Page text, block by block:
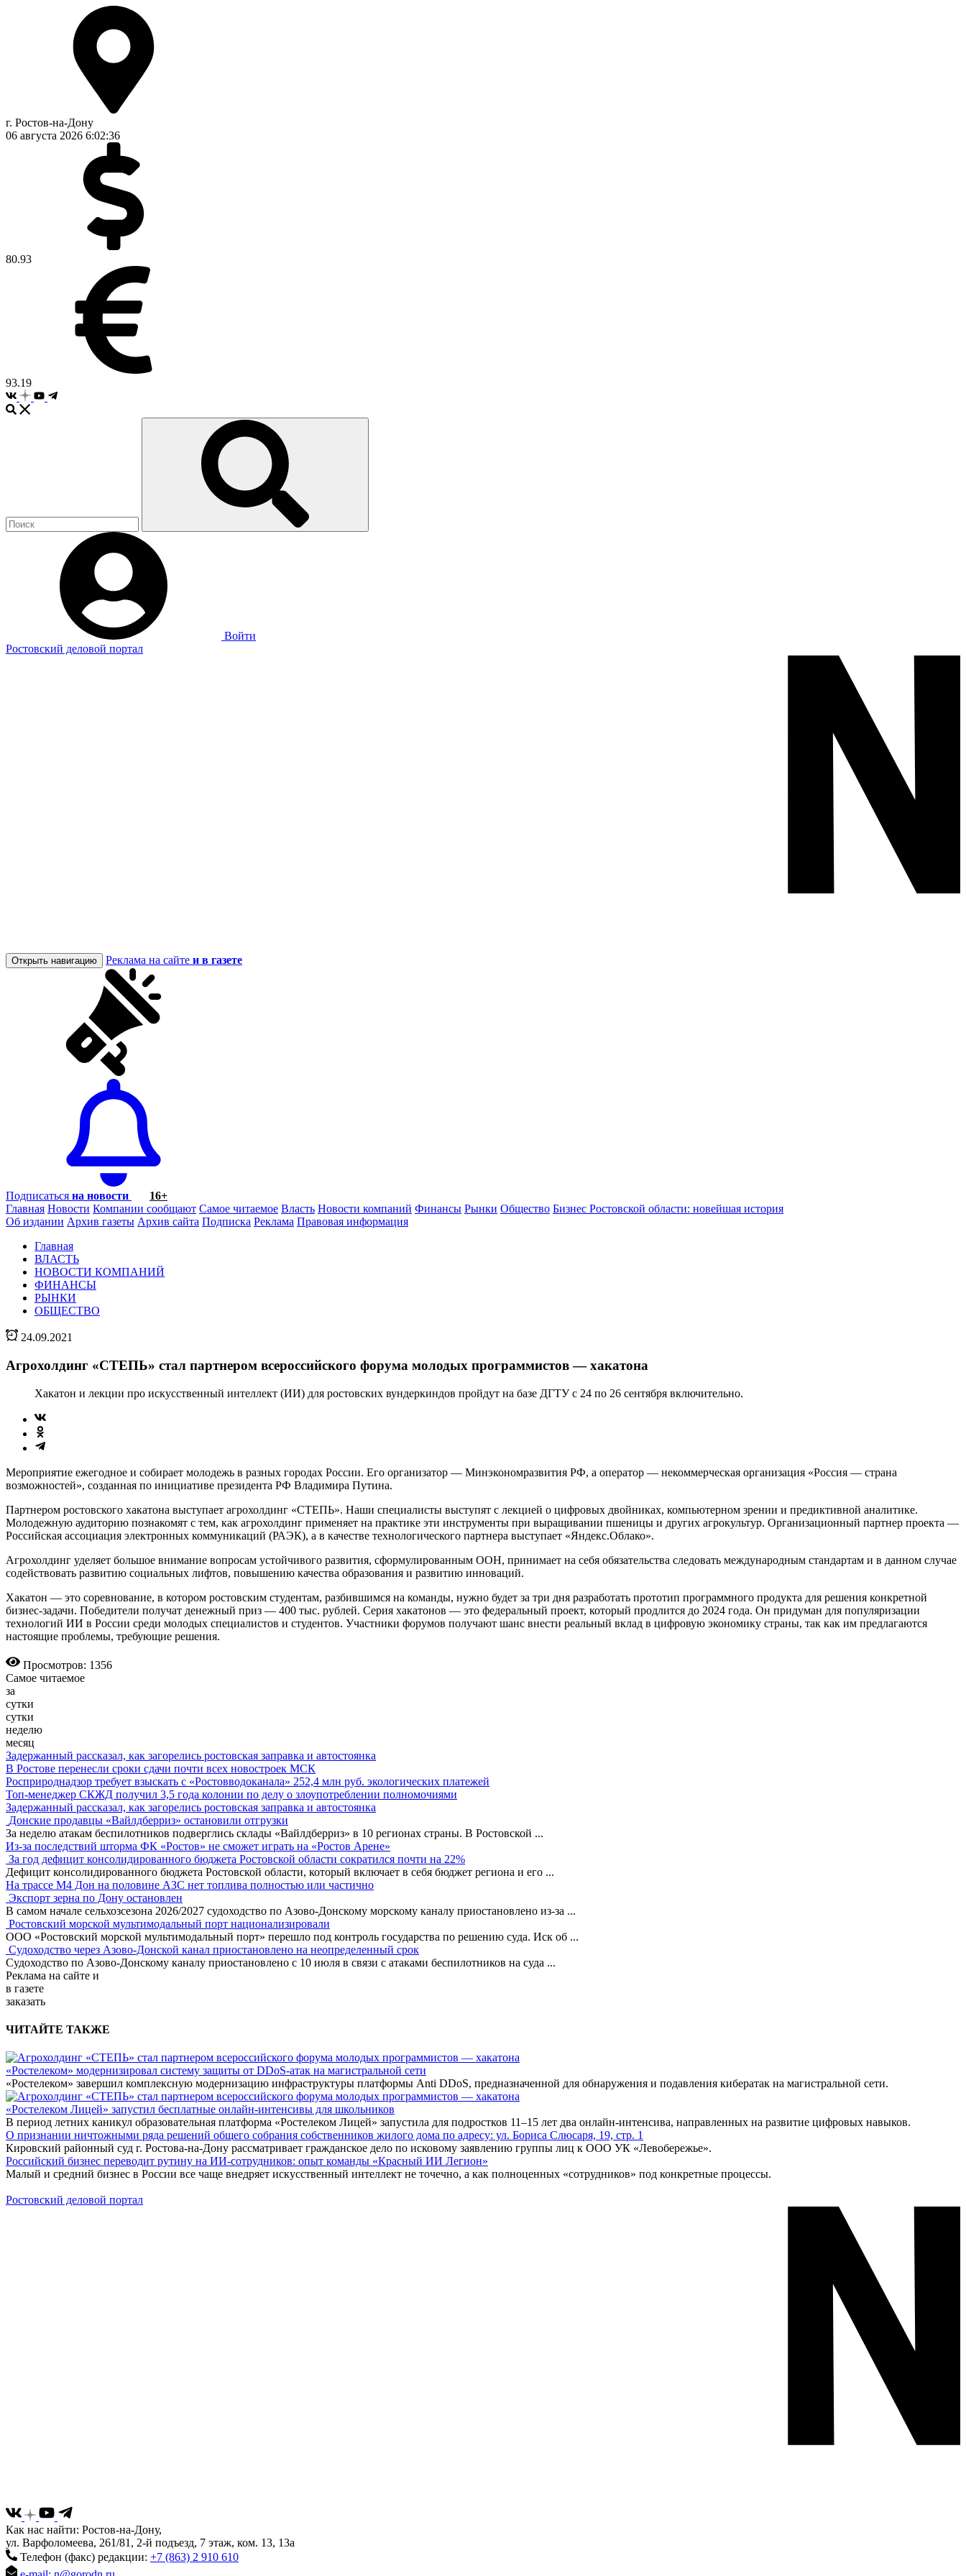
г. Ростов-на-Дону
06 августа 2026 6:02:36
80.93
93.19
Войти
Ростовский деловой портал
Открыть навигацию Реклама на сайте и в газете
Подписаться на новости
16+
Главная Новости Компании сообщают Самое читаемое Власть Новости компаний Финансы Рынки Общество Бизнес Ростовской области: новейшая история
Об издании Архив газеты Архив сайта Подписка Реклама Правовая информация
Главная
ВЛАСТЬ
НОВОСТИ КОМПАНИЙ
ФИНАНСЫ
РЫНКИ
ОБЩЕСТВО
24.09.2021
Агрохолдинг «СТЕПЬ» стал партнером всероссийского форума молодых программистов — хакатона
Хакатон и лекции про искусственный интеллект (ИИ) для ростовских вундеркиндов пройдут на базе ДГТУ с 24 по 26 сентября включительно.
Мероприятие ежегодное и собирает молодежь в разных городах России. Его организатор — Минэкономразвития РФ, а оператор — некоммерческая организация «Россия — страна
возможностей», созданная по инициативе президента РФ Владимира Путина.
Партнером ростовского хакатона выступает агрохолдинг «СТЕПЬ». Наши специалисты выступят с лекцией о цифровых двойниках, компьютерном зрении и предиктивной аналитике.
Молодежную аудиторию познакомят с тем, как агрохолдинг применяет на практике эти инструменты при выращивании пшеницы и других агрокультур. Организационный партнер проекта —
Российская ассоциация электронных коммуникаций (РАЭК), а в качестве технологического партнера выступает «Яндекс.Облако».
Агрохолдинг уделяет большое внимание вопросам устойчивого развития, сформулированным ООН, принимает на себя обязательства следовать международным стандартам и в данном случае
содействовать развитию социальных лифтов, повышению качества образования и развитию инноваций.
Хакатон — это соревнование, в котором ростовским студентам, разбившимся на команды, нужно будет за три дня разработать прототип программного продукта для решения конкретной
бизнес-задачи. Победители получат денежный приз — 400 тыс. рублей. Серия хакатонов — это федеральный проект, который продлится до 2024 года. Он придуман для популяризации
технологий ИИ в России среди молодых специалистов и студентов. Участники форумов получают шанс внести реальный вклад в цифровую экономику страны, так как им предлагаются
настоящие проблемы, требующие решения.
Просмотров: 1356
Самое читаемое
за
сутки
сутки
неделю
месяц
Задержанный рассказал, как загорелись ростовская заправка и автостоянка
В Ростове перенесли сроки сдачи почти всех новостроек МСК
Росприроднадзор требует взыскать с «Ростовводоканала» 252,4 млн руб. экологических платежей
Топ-менеджер СКЖД получил 3,5 года колонии по делу о злоупотреблении полномочиями
Задержанный рассказал, как загорелись ростовская заправка и автостоянка
Донские продавцы «Вайлдберриз» остановили отгрузки
За неделю атакам беспилотников подверглись склады «Вайлдберриз» в 10 регионах страны. В Ростовской ...
Из-за последствий шторма ФК «Ростов» не сможет играть на «Ростов Арене»
За год дефицит консолидированного бюджета Ростовской области сократился почти на 22%
Дефицит консолидированного бюджета Ростовской области, который включает в себя бюджет региона и его ...
На трассе М4 Дон на половине АЗС нет топлива полностью или частично
Экспорт зерна по Дону остановлен
В самом начале сельхозсезона 2026/2027 судоходство по Азово-Донскому морскому каналу приостановлено из-за ...
Ростовский морской мультимодальный порт национализировали
ООО «Ростовский морской мультимодальный порт» перешло под контроль государства по решению суда. Иск об ...
Судоходство через Азово-Донской канал приостановлено на неопределенный срок
Судоходство по Азово-Донскому каналу приостановлено с 10 июля в связи с атаками беспилотников на суда ...
Реклама на сайте и
в газете
заказать
ЧИТАЙТЕ ТАКЖЕ
«Ростелеком» модернизировал систему защиты от DDoS-атак на магистральной сети
«Ростелеком» завершил комплексную модернизацию инфраструктуры платформы Anti DDoS, предназначенной для обнаружения и подавления кибератак на магистральной сети.
«Ростелеком Лицей» запустил бесплатные онлайн-интенсивы для школьников
В период летних каникул образовательная платформа «Ростелеком Лицей» запустила для подростков 11–15 лет два онлайн-интенсива, направленных на развитие цифровых навыков.
О признании ничтожными ряда решений общего собрания собственников жилого дома по адресу: ул. Бориса Слюсаря, 19, стр. 1
Кировский районный суд г. Ростова-на-Дону рассматривает гражданское дело по исковому заявлению группы лиц к ООО УК «Левобережье».
Российский бизнес переводит рутину на ИИ-сотрудников: опыт команды «Красный ИИ Легион»
Малый и средний бизнес в России все чаще внедряет искусственный интеллект не точечно, а как полноценных «сотрудников» под конкретные процессы.
Ростовский деловой портал
Как нас найти: Ростов-на-Дону,
ул. Варфоломеева, 261/81, 2-й подъезд, 7 этаж, ком. 13, 13а
Телефон (факс) редакции: +7 (863) 2 910 610